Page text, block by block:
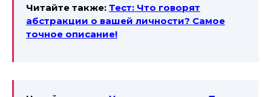
Читайте также: Тест: Что говорят
абстракции о вашей личности? Самое
точное описание!